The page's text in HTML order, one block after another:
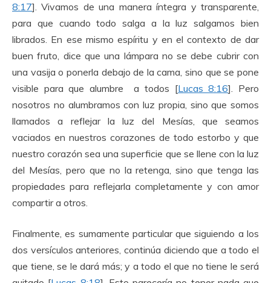
8:17]. Vivamos de una manera íntegra y transparente,
para que cuando todo salga a la luz salgamos bien
librados. En ese mismo espíritu y en el contexto de dar
buen fruto, dice que una lámpara no se debe cubrir con
una vasija o ponerla debajo de la cama, sino que se pone
visible para que alumbre a todos [Lucas 8:16]. Pero
nosotros no alumbramos con luz propia, sino que somos
llamados a reflejar la luz del Mesías, que seamos
vaciados en nuestros corazones de todo estorbo y que
nuestro corazón sea una superficie que se llene con la luz
del Mesías, pero que no la retenga, sino que tenga las
propiedades para reflejarla completamente y con amor
compartir a otros.
Finalmente, es sumamente particular que siguiendo a los
dos versículos anteriores, continúa diciendo que a todo el
que tiene, se le dará más; y a todo el que no tiene le será